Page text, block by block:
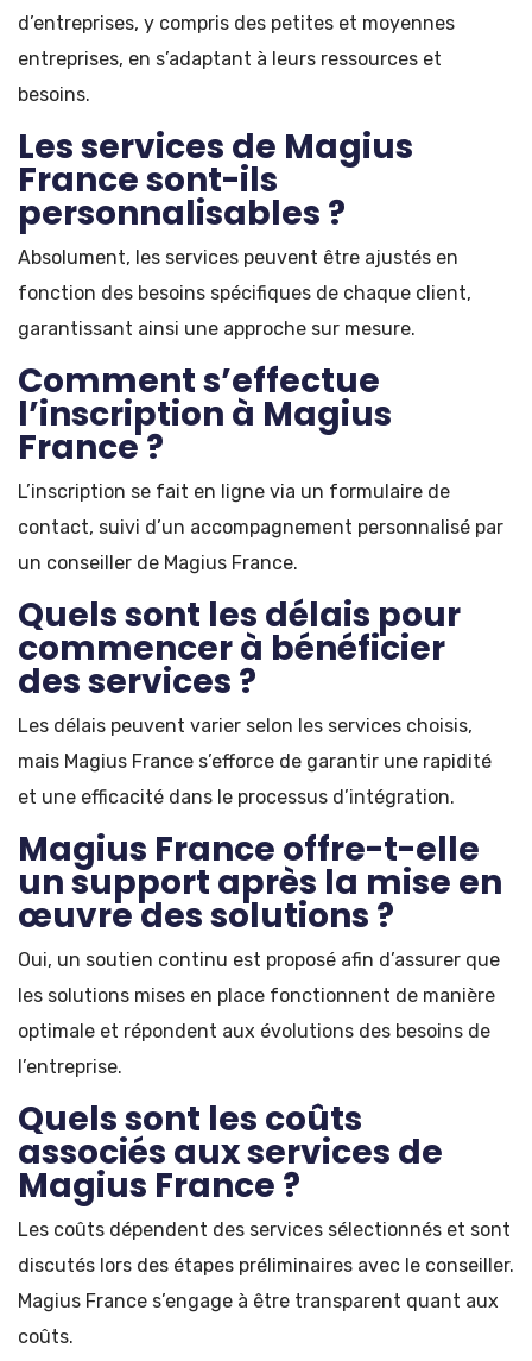
d’entreprises, y compris des petites et moyennes
entreprises, en s’adaptant à leurs ressources et
besoins.
Les services de Magius
France sont-ils
personnalisables ?
Absolument, les services peuvent être ajustés en
fonction des besoins spécifiques de chaque client,
garantissant ainsi une approche sur mesure.
Comment s’effectue
l’inscription à Magius
France ?
L’inscription se fait en ligne via un formulaire de
contact, suivi d’un accompagnement personnalisé par
un conseiller de Magius France.
Quels sont les délais pour
commencer à bénéficier
des services ?
Les délais peuvent varier selon les services choisis,
mais Magius France s’efforce de garantir une rapidité
et une efficacité dans le processus d’intégration.
Magius France offre-t-elle
un support après la mise en
œuvre des solutions ?
Oui, un soutien continu est proposé afin d’assurer que
les solutions mises en place fonctionnent de manière
optimale et répondent aux évolutions des besoins de
l’entreprise.
Quels sont les coûts
associés aux services de
Magius France ?
Les coûts dépendent des services sélectionnés et sont
discutés lors des étapes préliminaires avec le conseiller.
Magius France s’engage à être transparent quant aux
coûts.